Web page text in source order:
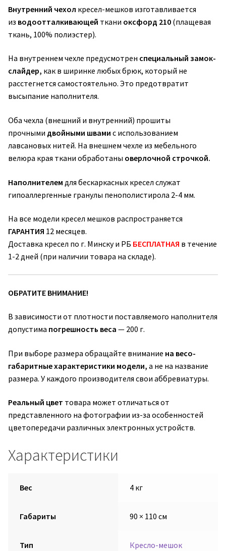
Внутренний чехол кресел-мешков изготавливается
из водоотталкивающей ткани оксфорд 210 (плащевая
ткань, 100% полиэстер).
На внутреннем чехле предусмотрен специальный замок-
слайдер, как в ширинке любых брюк, который не
расстегнется самостоятельно. Это предотвратит
высыпание наполнителя.
Оба чехла (внешний и внутренний) прошиты
прочными двойными швами с использованием
лавсановых нитей. На внешнем чехле из мебельного
велюра края ткани обработаны оверлочной строчкой.
Наполнителем для бескаркасных кресел служат
гипоаллергенные гранулы пенополистирола 2-4 мм.
На все модели кресел мешков распространяется
ГАРАНТИЯ 12 месяцев.
Доставка кресел по г. Минску и РБ БЕСПЛАТНАЯ в течение
1-2 дней (при наличии товара на складе).
ОБРАТИТЕ ВНИМАНИЕ!
В зависимости от плотности поставляемого наполнителя
допустима погрешность веса — 200 г.
При выборе размера обращайте внимание на весо-
габаритные характеристики модели, а не на название
размера. У каждого производителя свои аббревиатуры.
Реальный цвет товара может отличаться от
представленного на фотографии из-за особенностей
цветопередачи различных электронных устройств.
Характеристики
Вес 4 кг
Габариты 90 × 110 см
Тип Кресло-мешок